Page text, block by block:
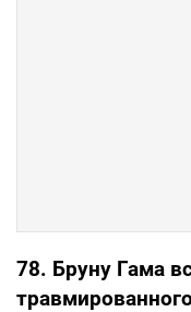
78. Бруну Гама